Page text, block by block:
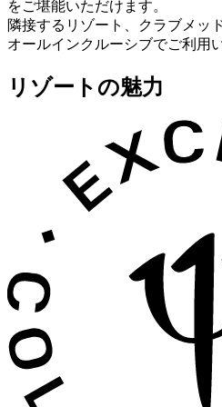
をご堪能いただけます。
隣接するリゾート、クラブメッ
オールインクルーシブでご利用
リゾートの魅力